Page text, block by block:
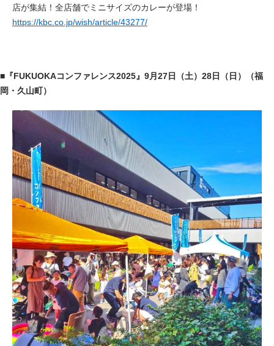
店が集結！全店舗でミニサイズのカレーが登場！
https://kbc.co.jp/wish/article/43277/
■ 『FUKUOKAコンファレンス2025』 9月27日（土）28日（日）（福
岡・久山町）